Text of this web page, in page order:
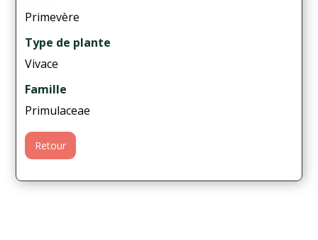
Primevère
Type de plante
Vivace
Famille
Primulaceae
Retour